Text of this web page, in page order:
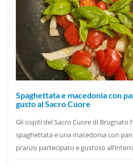
Spaghettata e macedonia con
gusto al Sacro Cuore
Gli ospiti del Sacro Cuore di
spaghettata e una macedonia con
pranzo partecipato e gustoso